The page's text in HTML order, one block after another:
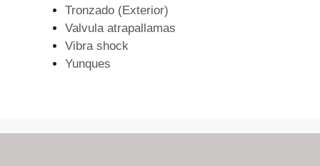
Tronzado (Exterior)
Valvula atrapallamas
Vibra shock
Yunques